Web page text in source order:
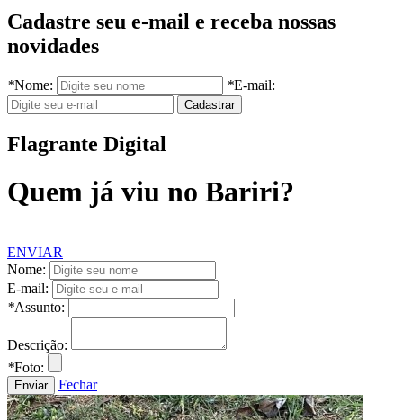
Cadastre seu e-mail e receba nossas
novidades
*Nome: *E-mail:
Flagrante Digital
Quem já viu no Bariri?
ENVIAR
Nome:
E-mail:
*Assunto:
Descrição:
*Foto:
Fechar